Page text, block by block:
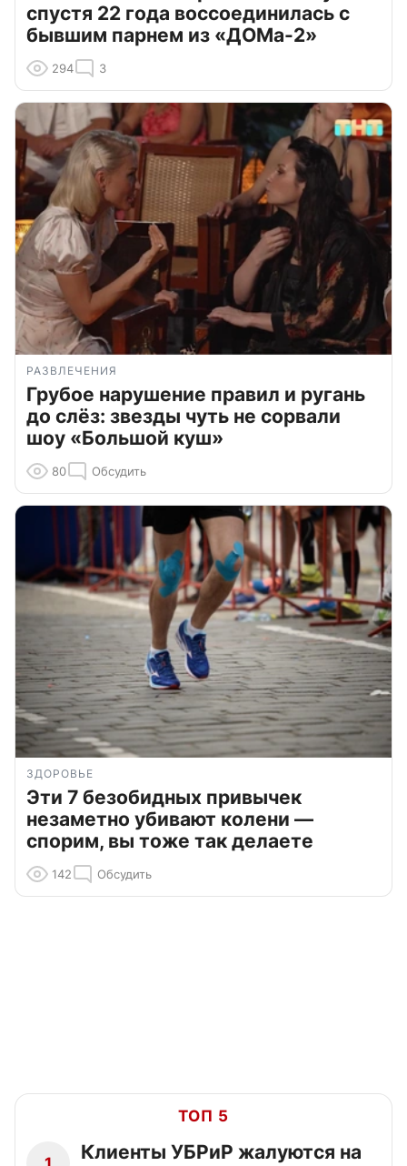
спустя 22 года воссоединилась с
бывшим парнем из «ДОМа-2»
294 3
РАЗВЛЕЧЕНИЯ
Грубое нарушение правил и ругань
до слёз: звезды чуть не сорвали
шоу «Большой куш»
80 Обсудить
ЗДОРОВЬЕ
Эти 7 безобидных привычек
незаметно убивают колени —
спорим, вы тоже так делаете
142 Обсудить
ТОП 5
Клиенты УБРиР жалуются на